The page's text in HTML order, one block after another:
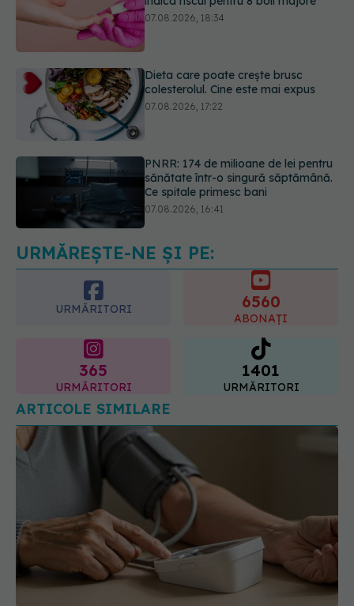
Dieta care poate crește brusc
colesterolul. Cine este mai expus
PNRR: 174 de milioane de lei pentru
sănătate într-o singură săptămână.
Ce spune culoarea ta preferată
despre vârsta pe care o ai. Care
este "codul cromatic" al generațiilor
URMĂREȘTE-NE ȘI PE:
URMĂRITORI 6560
ABONAȚI
365
URMĂRITORI
1401
URMĂRITORI
ARTICOLE SIMILARE